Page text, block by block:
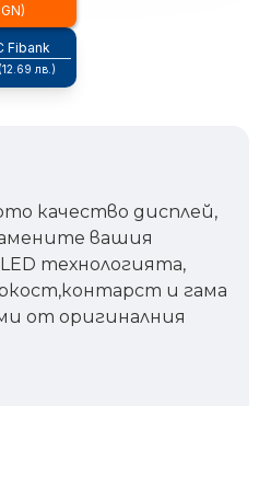
лв.)
качество дисплей,
вашия
технологията,
и гама
от оригиналния